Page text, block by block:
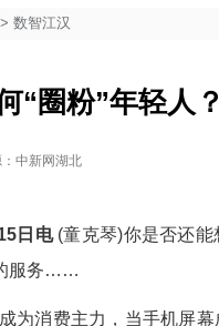
如何“圈粉
来源：中新网湖北